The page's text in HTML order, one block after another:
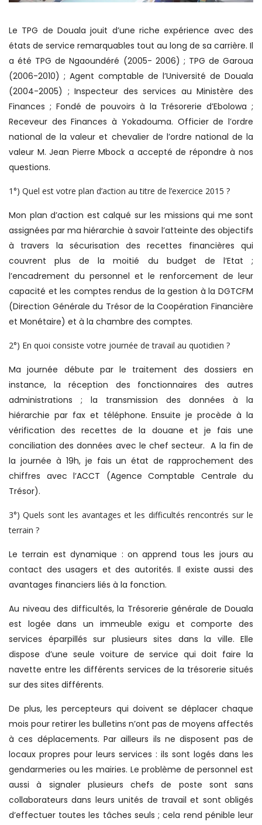
Le TPG de Douala jouit d’une riche expérience avec des
états de service remarquables tout au long de sa carrière. Il
a été TPG de Ngaoundéré (2005- 2006) ; TPG de Garoua
(2006-2010) ; Agent comptable de l’Université de Douala
(2004-2005) ; Inspecteur des services au Ministère des
Finances ; Fondé de pouvoirs à la Trésorerie d’Ebolowa ;
Receveur des Finances à Yokadouma. Officier de l’ordre
national de la valeur et chevalier de l’ordre national de la
valeur M. Jean Pierre Mbock a accepté de répondre à nos
questions.
1°) Quel est votre plan d’action au titre de l’exercice 2015 ?
Mon plan d’action est calqué sur les missions qui me sont
assignées par ma hiérarchie à savoir l’atteinte des objectifs
à travers la sécurisation des recettes financières qui
couvrent plus de la moitié du budget de l’Etat ;
l’encadrement du personnel et le renforcement de leur
capacité et les comptes rendus de la gestion à la DGTCFM
(Direction Générale du Trésor de la Coopération Financière
et Monétaire) et à la chambre des comptes.
2°) En quoi consiste votre journée de travail au quotidien ?
Ma journée débute par le traitement des dossiers en
instance, la réception des fonctionnaires des autres
administrations ; la transmission des données à la
hiérarchie par fax et téléphone. Ensuite je procède à la
vérification des recettes de la douane et je fais une
conciliation des données avec le chef secteur. A la fin de
la journée à 19h, je fais un état de rapprochement des
chiffres avec l’ACCT (Agence Comptable Centrale du
Trésor).
3°) Quels sont les avantages et les difficultés rencontrés sur le
terrain ?
Le terrain est dynamique : on apprend tous les jours au
contact des usagers et des autorités. Il existe aussi des
avantages financiers liés à la fonction.
Au niveau des difficultés, la Trésorerie générale de Douala
est logée dans un immeuble exigu et comporte des
services éparpillés sur plusieurs sites dans la ville. Elle
dispose d’une seule voiture de service qui doit faire la
navette entre les différents services de la trésorerie situés
sur des sites différents.
De plus, les percepteurs qui doivent se déplacer chaque
mois pour retirer les bulletins n’ont pas de moyens affectés
à ces déplacements. Par ailleurs ils ne disposent pas de
locaux propres pour leurs services : ils sont logés dans les
gendarmeries ou les mairies. Le problème de personnel est
aussi à signaler plusieurs chefs de poste sont sans
collaborateurs dans leurs unités de travail et sont obligés
d’effectuer toutes les tâches seuls ; cela rend pénible leur